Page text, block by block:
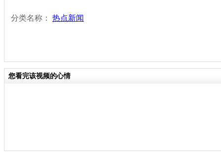
分类名称： 热点新闻
您看完该视频的心情